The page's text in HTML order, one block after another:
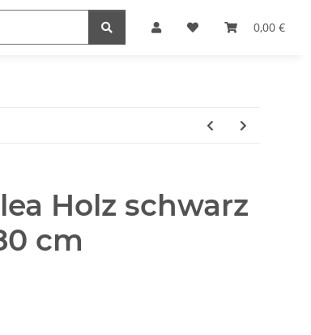
0,00 €
Edelstahl Schmuck Möbel Serien
Holz schwarz
cm